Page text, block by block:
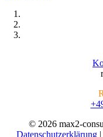
© 2026 max2-
Datenschutzerklärung |